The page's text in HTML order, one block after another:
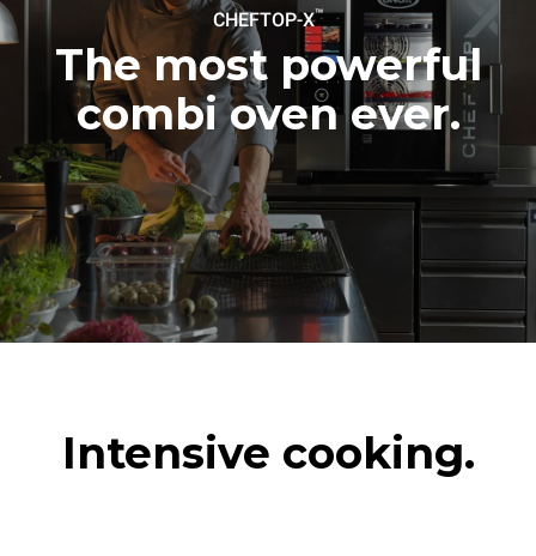
CHEFTOP-X™
The most powerful
combi oven ever.
Intensive cooking.